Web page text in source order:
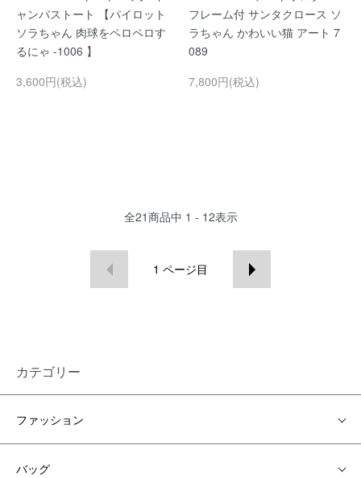
ャンバストート 【パイロット
ソラちゃん 肉球をペロペロす
るにゃ -1006 】
3,600円(税込)
フレーム付 サンタクロース ソ
ラちゃん かわいい猫 アート 7
089
7,800円(税込)
全21商品中 1 - 12表示
1 ページ目
カテゴリー
ファッション
バッグ